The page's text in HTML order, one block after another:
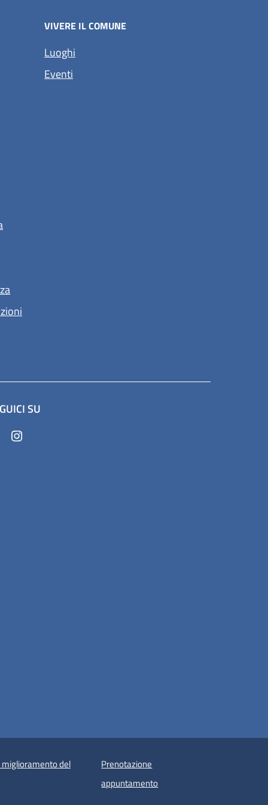
VIVERE IL COMUNE
Luoghi
Eventi
SU
miglioramento del
Prenotazione
appuntamento